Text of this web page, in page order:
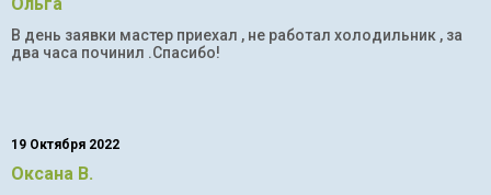
В день заявки мастер приехал , не работал холодильник , за
два часа починил .Спасибо!
19 Октября 2022
Оксана В.